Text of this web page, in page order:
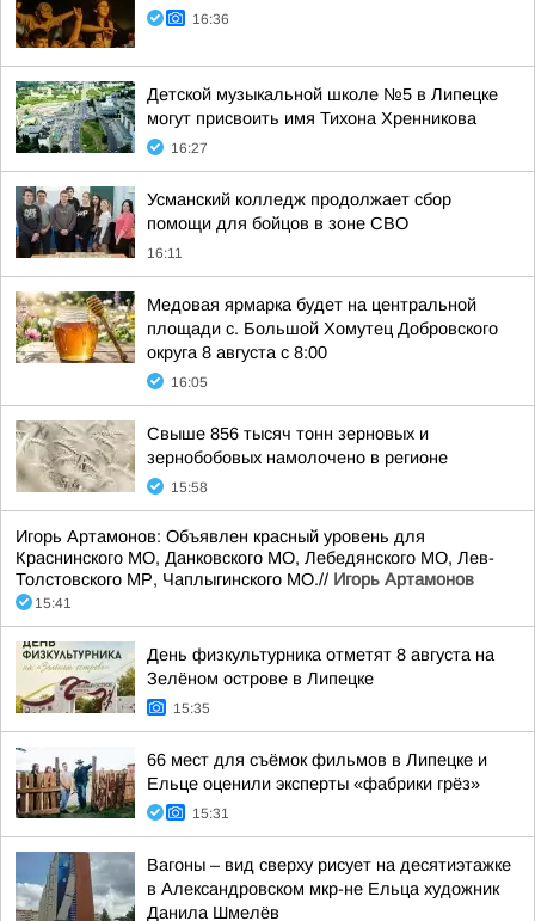
16:36
Детской музыкальной школе №5 в Липецке
могут присвоить имя Тихона Хренникова
16:27
Усманский колледж продолжает сбор
помощи для бойцов в зоне СВО
16:11
Медовая ярмарка будет на центральной
площади с. Большой Хомутец Добровского
округа 8 августа с 8:00
16:05
Свыше 856 тысяч тонн зерновых и
зернобобовых намолочено в регионе
15:58
Игорь Артамонов: Объявлен красный уровень для
Краснинского МО, Данковского МО, Лебедянского МО, Лев-
Толстовского МР, Чаплыгинского МО.// Игорь Артамонов
15:41
День физкультурника отметят 8 августа на
Зелёном острове в Липецке
15:35
66 мест для съёмок фильмов в Липецке и
Ельце оценили эксперты «фабрики грёз»
15:31
Вагоны – вид сверху рисует на десятиэтажке
в Александровском мкр-не Ельца художник
Данила Шмелёв